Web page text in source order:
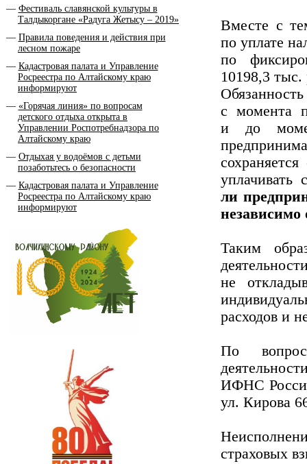
Фестиваль славянской культуры в
Талдыкоргане «Радуга Жетысу – 2019»
Правила поведения и действия при
лесном пожаре
Кадастровая палата и Управление
Росреестра по Алтайскому краю
информируют
«Горячая линия» по вопросам
детского отдыха открыта в
Управлении Роспотребнадзора по
Алтайскому краю
Отдыхая у водоёмов с детьми
позаботьтесь о безопасности
Кадастровая палата и Управление
Росреестра по Алтайскому краю
информируют
Вместе с
по уплате
по
10198,3 тыс.
с момента
и до
уплачивать
ли
независимо
Таким
не
расходов и
По
ИФНС
ул. Кирова
страховых